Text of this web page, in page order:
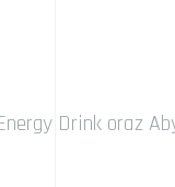
Drink oraz